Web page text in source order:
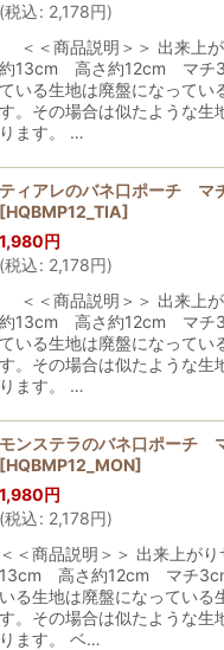
(税込: 2,178円)
＜＜商品説明＞＞ 出来上
約13cm 高さ約12cm マチ
ている生地は廃盤になってい
す。その場合は似たような生
ります。 …
ティアレのバネ口ポーチ
[HQBMP12_TIA]
1,980円
(税込: 2,178円)
＜＜商品説明＞＞ 出来上
約13cm 高さ約12cm マチ
ている生地は廃盤になってい
す。その場合は似たような生
ります。 …
モンステラのバネ口ポーチ
[HQBMP12_MON]
1,980円
(税込: 2,178円)
＜＜商品説明＞＞ 出来上が
13cm 高さ約12cm マチ
いる生地は廃盤になっている
す。その場合は似たような生
ります。 ベ…